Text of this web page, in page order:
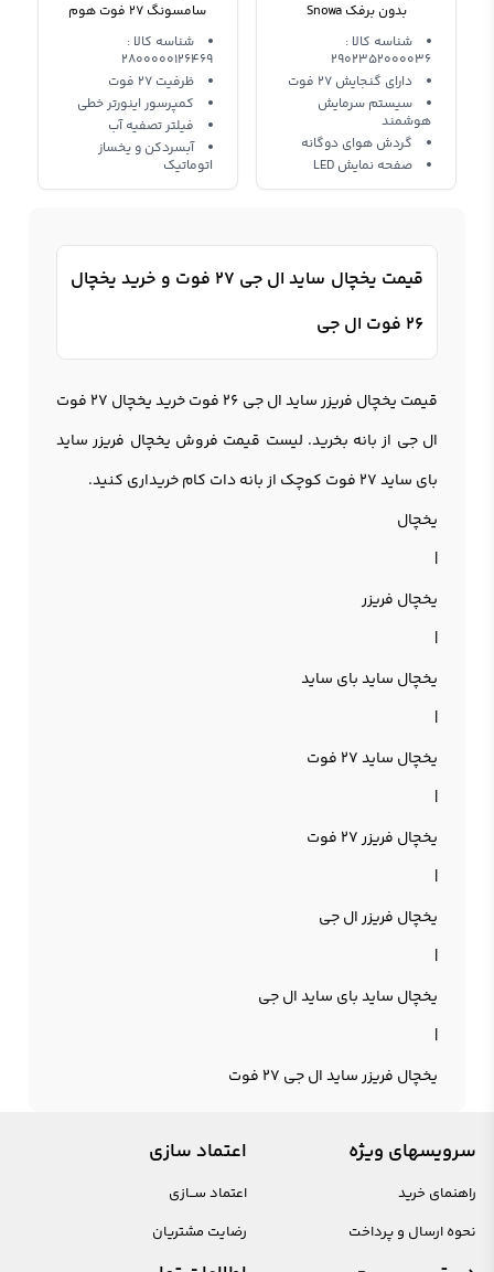
بدون برفک Snowa
Refrigerator S3-0275TI
شناسه کالا :
2902352000036
دارای گنجایش 27 فوت
سیستم سرمایش
هوشمند
گردش هوای دوگانه
صفحه نمایش LED
سامسونگ 27 فوت هوم
بار Samsung G26
شناسه کالا :
2800000126469
ظرفیت 27 فوت
کمپرسور اینورتر خطی
فیلتر تصفیه آب
آبسردکن و یخساز
اتوماتیک
قیمت یخچال ساید ال جی 27 فوت و خرید یخچال
۲۶ فوت ال جی
قیمت یخچال فریزر ساید ال جی 26 فوت خرید یخچال 27 فوت
ال جی از بانه بخرید. لیست قیمت فروش یخچال فریزر ساید
بای ساید 27 فوت کوچک از بانه دات کام خریداری کنید.
یخچال
|
یخچال فریزر
|
یخچال ساید بای ساید
|
یخچال ساید 27 فوت
|
یخچال فریزر 27 فوت
|
یخچال فریزر ال جی
|
یخچال ساید بای ساید ال جی
|
یخچال فریزر ساید ال جی 27 فوت
سرویسهای ویژه
راهنمای خرید
نحوه ارسال و پرداخت
اعتماد سازی
اعتماد ســازی
رضایت مشتریان